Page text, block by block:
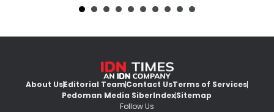
About UsEditorial TeamContact UsTerms of Services
Pedoman Media SiberIndexSitemap
Follow Us